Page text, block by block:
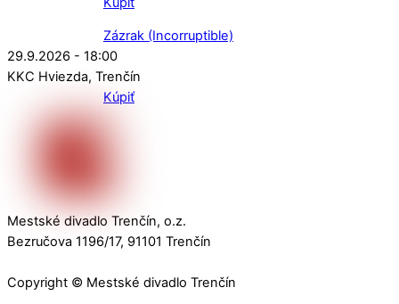
Zázrak (Incorruptible)
29.9.2026 - 18:00
KKC Hviezda Trenčín
Kúpiť
Mestské divadlo Trenčín, o.z.
Bezručova 1196/17, 91101 Trenčín
Copyright © Mestské divadlo Trenčín